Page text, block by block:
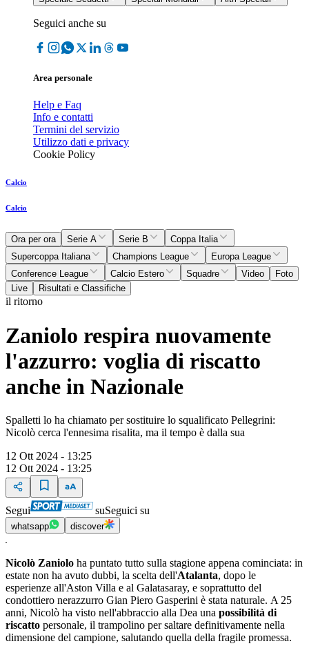
Seguici anche su
Area personale
Help e Faq
Info e contatti
Termini del servizio
Utilizzo dati e privacy
Cookie Policy
Calcio
Calcio
Ora per ora Serie A Serie B
Coppa Italia
Supercoppa Italiana
Champions League
Europa League
Conference League
Calcio Estero Squadre Video
Foto
Live
Risultati e Classifiche
il ritorno
Zaniolo respira nuovamente
l'azzurro: voglia di riscatto
anche in Nazionale
Spalletti lo ha chiamato per sostituire lo squalificato Pellegrini:
Nicolò cerca l'ennesima risalita, ma il tempo è dalla sua
12 Ott 2024 - 13:25
12 Ott 2024 - 13:25
Segui suSeguici su
whatsapp discover
Nicolò Zaniolo ha puntato tutto sulla stagione appena cominciata: in
estate non ha avuto dubbi, la scelta dell'Atalanta, dopo le
esperienze all'Aston Villa e al Galatasaray, e soprattutto del
condottiero nerazzurro Gian Piero Gasperini è stata naturale. A 25
anni, Nicolò ha visto nell'abbraccio alla Dea una possibilità di
riscatto personale, il trampolino per saltare definitivamente nella
dimensione del campione, salutando quella della fragile promessa.